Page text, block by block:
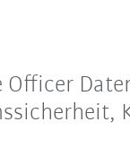
Officer